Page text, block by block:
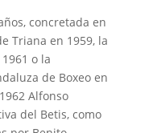
concretada en
Triana en 1959, la
o la
de Boxeo en
Alfonso
del Betis, como